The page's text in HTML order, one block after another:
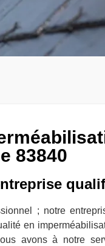
83840
; notre
en
avons à notre